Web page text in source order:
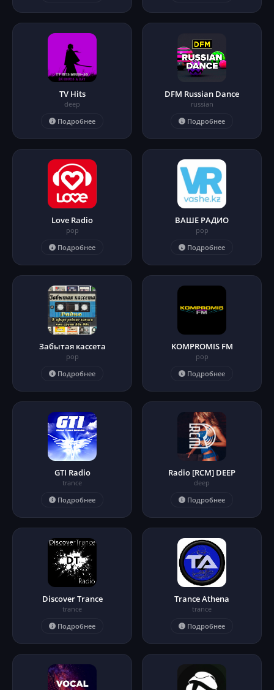
TV Hits
deep
Подробнее
DFM Russian Dance
russian
Подробнее
Love Radio
pop
Подробнее
ВАШЕ РАДИО
pop
Подробнее
Забытая кассета
pop
Подробнее
KOMPROMIS FM
pop
Подробнее
GTI Radio
trance
Подробнее
Radio [RCM] DEEP
deep
Подробнее
Discover Trance
trance
Подробнее
Trance Athena
trance
Подробнее